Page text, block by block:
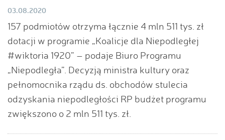
03.08.2020
157 podmiotów otrzyma łącznie 4 mln 511 tys. zł
dotacji w programie „Koalicje dla Niepodległej
#wiktoria 1920” – podaje Biuro Programu
„Niepodległa”. Decyzją ministra kultury oraz
pełnomocnika rządu ds. obchodów stulecia
odzyskania niepodległości RP budżet programu
zwiększono o 2 mln 511 tys. zł.